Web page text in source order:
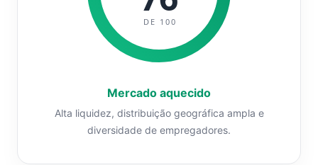
DE 100
Mercado aquecido
Alta liquidez, distribuição geográfica ampla e
diversidade de empregadores.